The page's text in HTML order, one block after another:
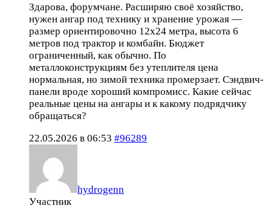
Здарова, форумчане. Расширяю своё хозяйство,
нужен ангар под технику и хранение урожая —
размер ориентировочно 12х24 метра, высота 6
метров под трактор и комбайн. Бюджет
ограниченный, как обычно. По
металлоконструкциям без утеплителя цена
нормальная, но зимой техника промерзает. Сэндвич-
панели вроде хороший компромисс. Какие сейчас
реальные цены на ангары и к какому подрядчику
обращаться?
22.05.2026 в 06:53 #96289
hydrogenn
Участник